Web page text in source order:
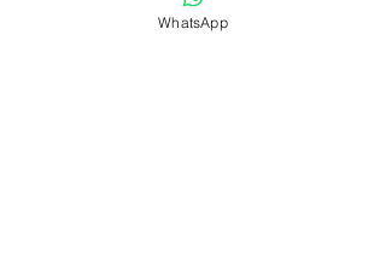
Bloga Git
WhatsApp